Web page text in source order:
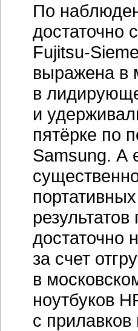
По
достаточно
Fujitsu-
выражена в
в
и
пятёрке по
Samsung. А
достаточно
за счет
в
ноутбуков
с